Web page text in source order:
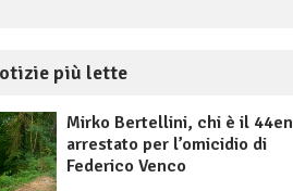
più lette
Mirko Bertellini, chi è il
arrestato per l’omicidio di
Federico Venco